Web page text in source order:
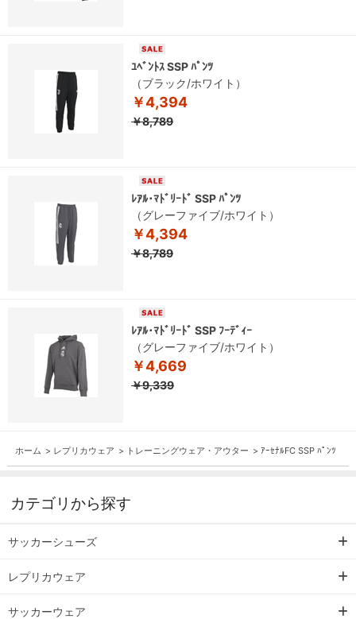
ﾕﾍﾞﾝﾄｽ SSP ﾊﾟﾝﾂ
（ブラック/ホワイト）
￥4,394
￥8,789
ﾚｱﾙ･ﾏﾄﾞﾘｰﾄﾞ SSP ﾊﾟﾝﾂ
（グレーファイブ/ホワイト）
￥4,394
￥8,789
ﾚｱﾙ･ﾏﾄﾞﾘｰﾄﾞ SSP ﾌｰﾃﾞｨｰ
（グレーファイブ/ホワイト）
￥4,669
￥9,339
ホーム > レプリカウェア > トレーニングウェア・アウター > ｱｰｾﾅﾙFC SSP ﾊﾟﾝﾂ
カテゴリから探す
サッカーシューズ
レプリカウェア
サッカーウェア